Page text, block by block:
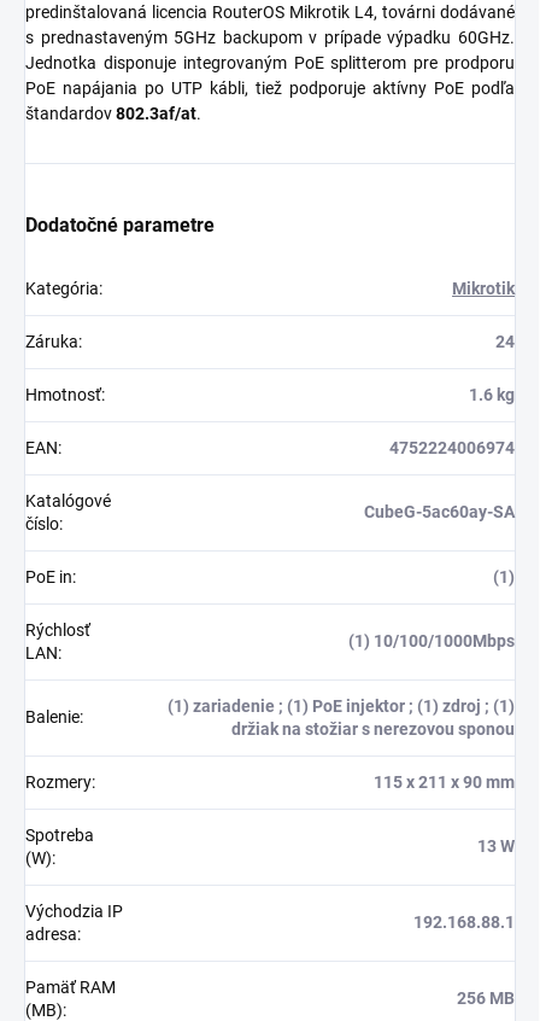
predinštalovaná licencia RouterOS Mikrotik L4, továrni dodávané
s prednastaveným 5GHz backupom v prípade výpadku 60GHz.
Jednotka disponuje integrovaným PoE splitterom pre prodporu
PoE napájania po UTP kábli, tiež podporuje aktívny PoE podľa
štandardov802.3af/at.
Dodatočné parametre
Kategória: Mikrotik
Záruka: 24
Hmotnosť: 1.6 kg
EAN: 4752224006974
Katalógové
číslo:
CubeG-5ac60ay-SA
PoE in: (1)
Rýchlosť
LAN:
(1) 10/100/1000Mbps
Balenie:
(1) zariadenie ; (1) PoE injektor ; (1) zdroj ; (1)
držiak na stožiar s nerezovou sponou
Rozmery: 115 x 211 x 90 mm
Spotreba
(W):
13 W
Východzia IP
adresa:
192.168.88.1
Pamäť RAM
(MB):
256 MB